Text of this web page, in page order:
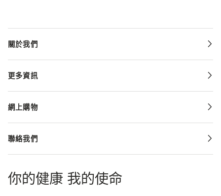
關於我們
更多資訊
網上購物
聯絡我們
你的健康 我的使命